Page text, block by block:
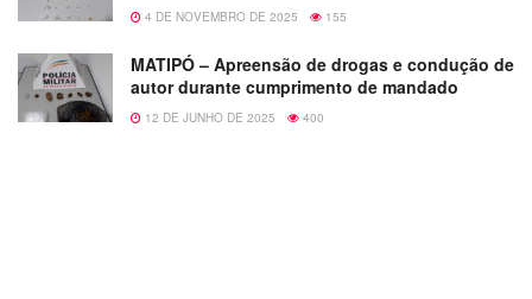
4 DE NOVEMBRO DE 2025 155
MATIPÓ – Apreensão de drogas e condução de
autor durante cumprimento de mandado
12 DE JUNHO DE 2025 400